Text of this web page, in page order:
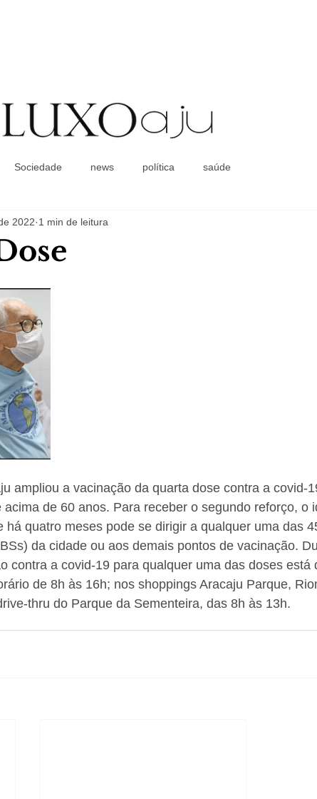
Coluna Social
Sociedade news política saúde
2022 1 min de leitura
ampliou a vacinação da quarta dose contra a covid-
acima de 60 anos. Para receber o segundo reforço, o
há quatro meses pode se dirigir a qualquer uma das
da cidade ou aos demais pontos de vacinação.
contra a covid-19 para qualquer uma das doses está
de 8h às 16h; nos shoppings Aracaju Parque,
thru do Parque da Sementeira, das 8h às 13h.